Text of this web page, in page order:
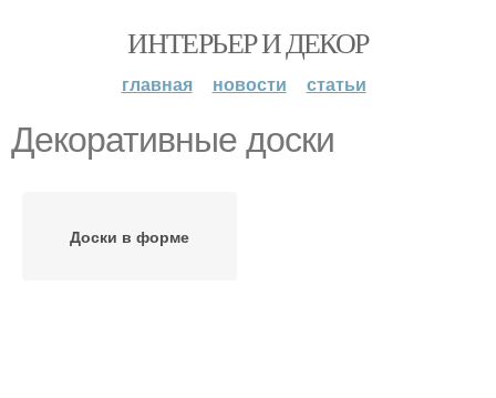
ИНТЕРЬЕР И ДЕКОР
главная новости статьи
Декоративные доски
Доски в форме